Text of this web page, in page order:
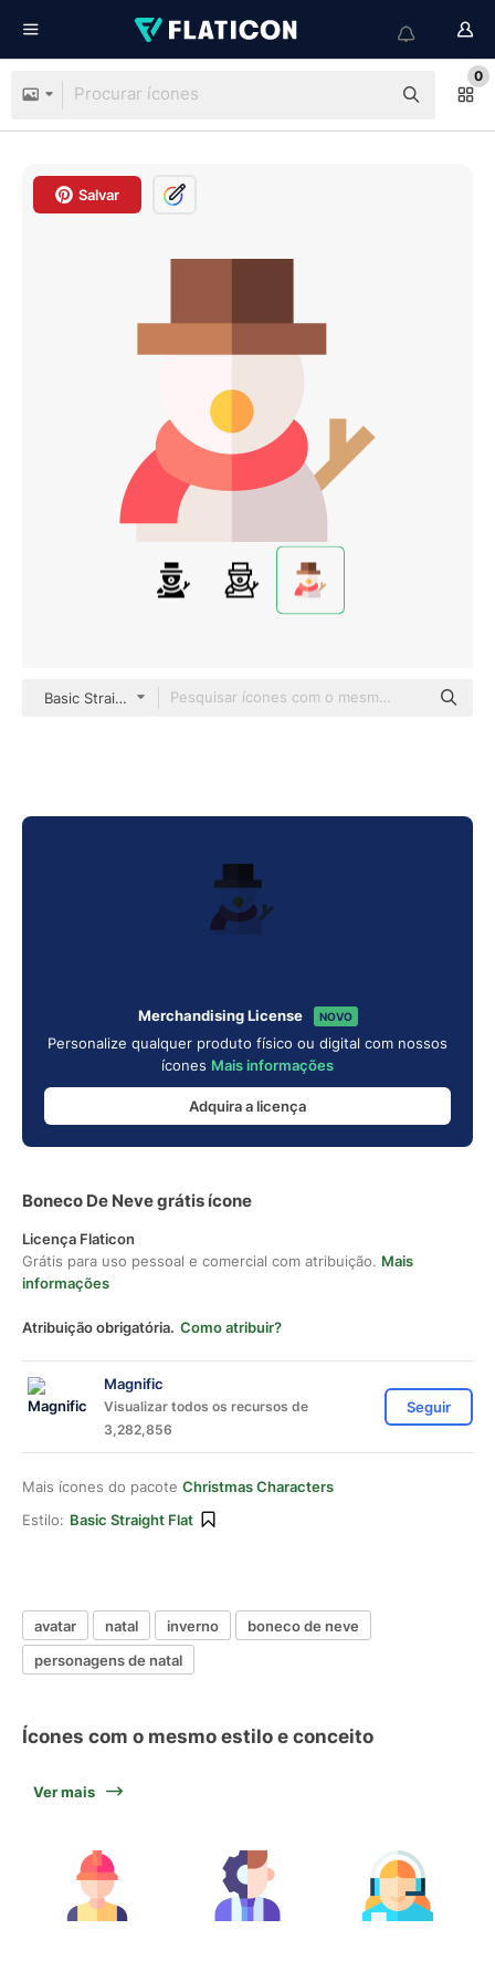
0
Salvar
Basic Straight Flat
Merchandising License NOVO
Personalize qualquer produto físico ou digital com nossos
ícones Mais informações
Adquira a licença
Boneco De Neve grátis ícone
Licença Flaticon
Grátis para uso pessoal e comercial com atribuição. Mais
informações
Atribuição obrigatória. Como atribuir?
Magnific
Visualizar todos os recursos de
3,282,856
Seguir
Mais ícones do pacote Christmas Characters
Estilo: Basic Straight Flat
avatar natal inverno
boneco de neve
personagens de natal
Ícones com o mesmo estilo e conceito
Ver mais